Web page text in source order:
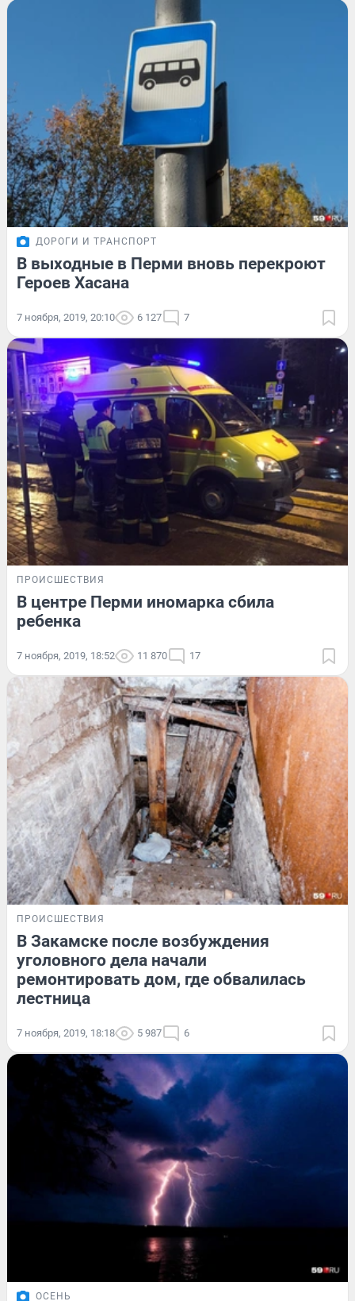
ДОРОГИ И ТРАНСПОРТ
В выходные в Перми вновь перекроют
Героев Хасана
7 ноября, 2019, 20:10 6 127 7
ПРОИСШЕСТВИЯ
В центре Перми иномарка сбила
ребенка
7 ноября, 2019, 18:52 11 870 17
ПРОИСШЕСТВИЯ
В Закамске после возбуждения
уголовного дела начали
ремонтировать дом, где обвалилась
лестница
7 ноября, 2019, 18:18 5 987 6
ОСЕНЬ